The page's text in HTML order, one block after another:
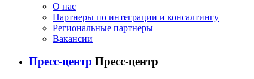
О нас
Партнеры по интеграции и консалтингу
Региональные партнеры
Вакансии
Пресс-центр Пресс-центр